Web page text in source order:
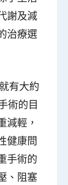
謝及減
治療選
有大約
術的目
減輕，
健康問
手術的
、阻塞